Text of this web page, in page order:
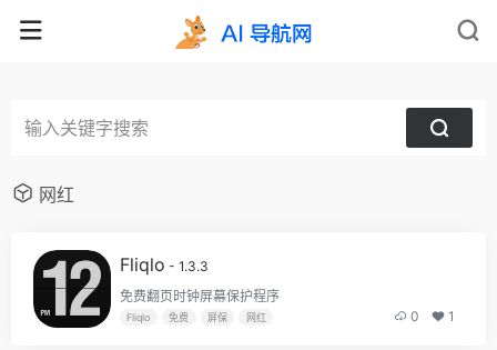
网红
Fliqlo - 1.3.3
免费翻页时钟屏幕保护程序
Fliqlo 免费 屏保 网红 0 1